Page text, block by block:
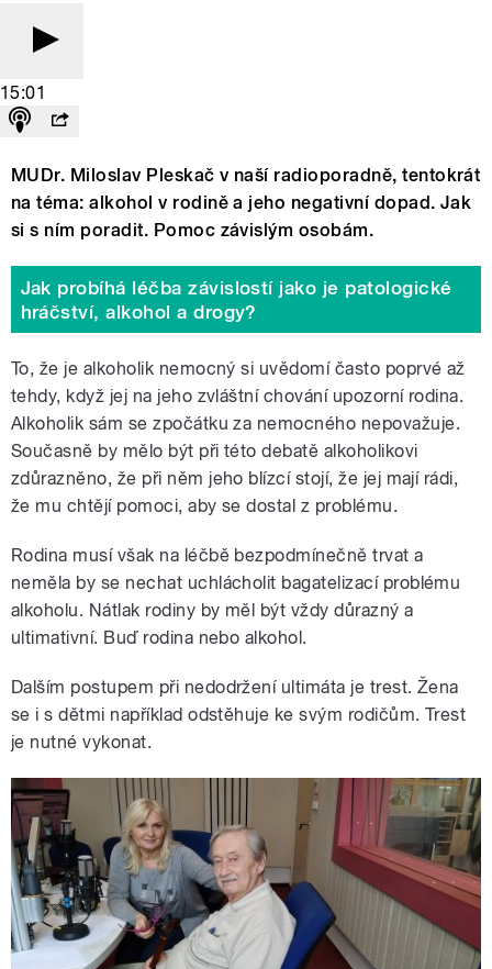
15:01
MUDr. Miloslav Pleskač v naší radioporadně, tentokrát
na téma: alkohol v rodině a jeho negativní dopad. Jak
si s ním poradit. Pomoc závislým osobám.
Jak probíhá léčba závislostí jako je patologické
hráčství, alkohol a drogy?
To, že je alkoholik nemocný si uvědomí často poprvé až
tehdy, když jej na jeho zvláštní chování upozorní rodina.
Alkoholik sám se zpočátku za nemocného nepovažuje.
Současně by mělo být při této debatě alkoholikovi
zdůrazněno, že při něm jeho blízcí stojí, že jej mají rádi,
že mu chtějí pomoci, aby se dostal z problému.
Rodina musí však na léčbě bezpodmínečně trvat a
neměla by se nechat uchlácholit bagatelizací problému
alkoholu. Nátlak rodiny by měl být vždy důrazný a
ultimativní. Buď rodina nebo alkohol.
Dalším postupem při nedodržení ultimáta je trest. Žena
se i s dětmi například odstěhuje ke svým rodičům. Trest
je nutné vykonat.